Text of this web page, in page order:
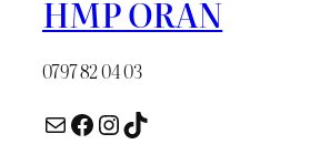
HMP ORAN
0797 82 04 03
E-mail Facebook InstagramTikTok